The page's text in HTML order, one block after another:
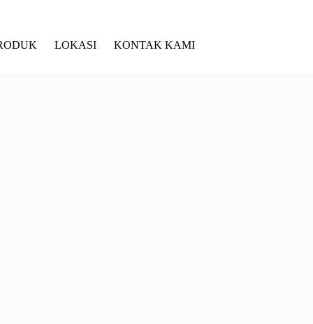
LOKASI KONTAK KAMI